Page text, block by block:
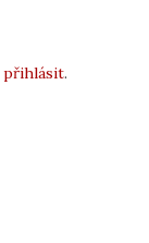
přihlásit.